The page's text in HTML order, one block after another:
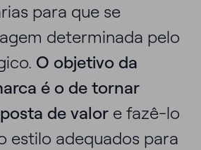
para que se
determinada pelo
O objetivo da
é o de tornar
de valor e fazê-lo
estilo adequados para